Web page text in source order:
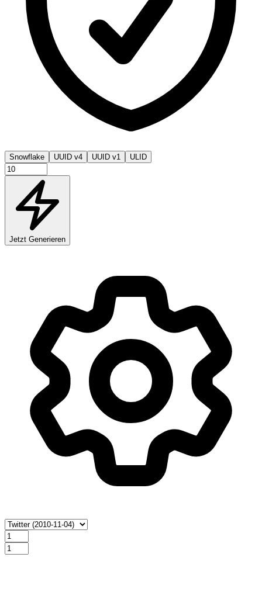
Snowflake UUID v4 UUID v1 ULID
Jetzt Generieren